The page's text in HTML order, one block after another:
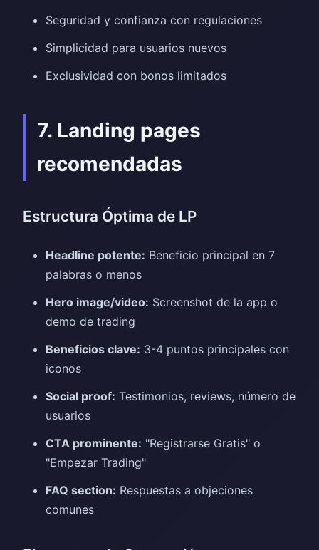
Seguridad y confianza con regulaciones
Simplicidad para usuarios nuevos
Exclusividad con bonos limitados
7. Landing pages
recomendadas
Estructura Óptima de LP
Headline potente: Beneficio principal en 7
palabras o menos
Hero image/video: Screenshot de la app o
demo de trading
Beneficios clave: 3-4 puntos principales con
iconos
Social proof: Testimonios, reviews, número de
usuarios
CTA prominente: "Registrarse Gratis" o
"Empezar Trading"
FAQ section: Respuestas a objeciones
comunes